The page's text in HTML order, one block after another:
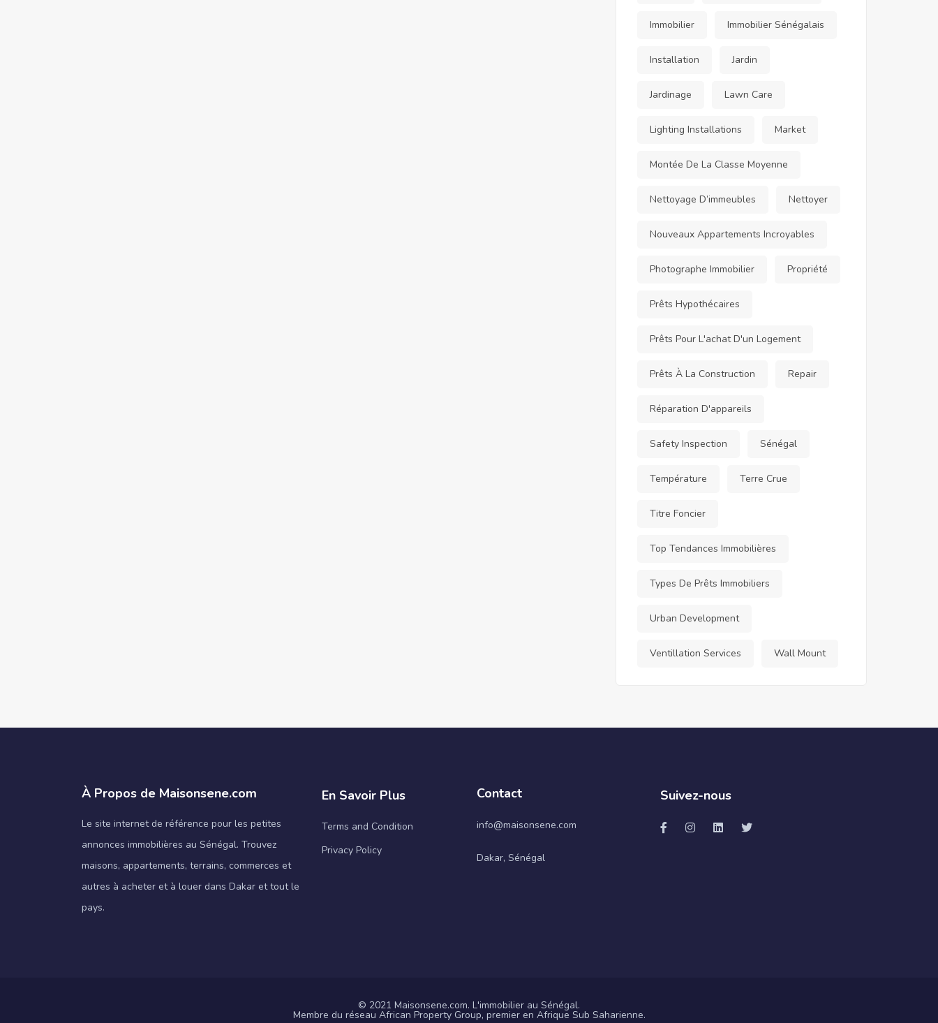
Immobilier Immobilier Sénégalais
Installation Jardin
Jardinage Lawn Care
Lighting Installations Market
Montée De La Classe Moyenne
Nettoyage D’immeubles Nettoyer
Nouveaux Appartements Incroyables
Photographe Immobilier Propriété
Prêts Hypothécaires
Prêts Pour L'achat D'un Logement
Prêts À La Construction Repair
Réparation D'appareils
Safety Inspection Sénégal
Température Terre Crue
Titre Foncier
Top Tendances Immobilières
Types De Prêts Immobiliers
Urban Development
Ventillation Services Wall Mount
À Propos de Maisonsene.com
Le site internet de référence pour les petites
annonces immobilières au Sénégal. Trouvez
maisons, appartements, terrains, commerces et
autres à acheter et à louer dans Dakar et tout le
pays.
En Savoir Plus
Terms and Condition
Privacy Policy
Contact
info@maisonsene.com
Dakar, Sénégal
Suivez-nous
© 2021 Maisonsene.com. L'immobilier au Sénégal.
Membre du réseau African Property Group, premier en Afrique Sub Saharienne.